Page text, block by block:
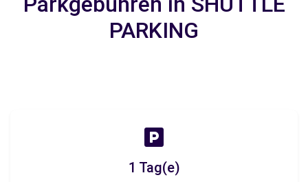
PARKING
1 Tag(e)